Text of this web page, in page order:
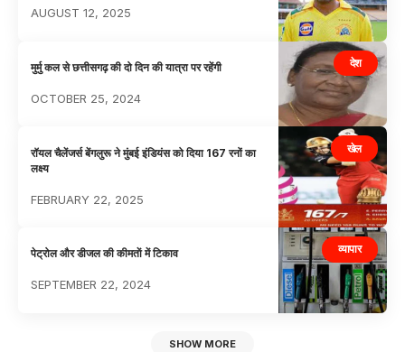
AUGUST 12, 2025
देश
मुर्मु कल से छत्तीसगढ़ की दो दिन की यात्रा पर रहेंगी
OCTOBER 25, 2024
खेल
रॉयल चैलेंजर्स बेंगलुरू ने मुंबई इंडियंस को दिया 167 रनों का
लक्ष्य
FEBRUARY 22, 2025
व्यापार
पेट्रोल और डीजल की कीमताें में टिकाव
SEPTEMBER 22, 2024
SHOW MORE